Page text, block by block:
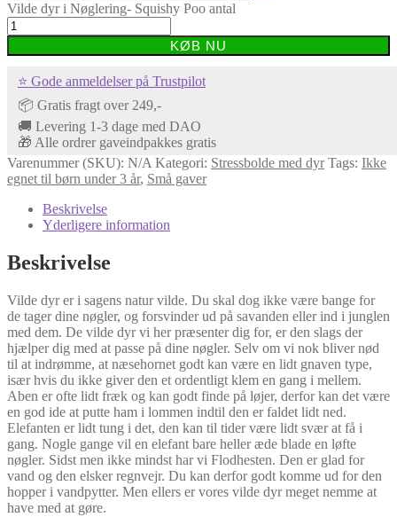
Vilde dyr i Nøglering- Squishy Poo antal
KØB NU
⭐ Gode anmeldelser på Trustpilot
📦 Gratis fragt over 249,-
🚚 Levering 1-3 dage med DAO
🎁 Alle ordrer gaveindpakkes gratis
Varenummer (SKU): N/A Kategori: Stressbolde med dyr Tags: Ikke
egnet til børn under 3 år, Små gaver
Beskrivelse
Yderligere information
Beskrivelse
Vilde dyr er i sagens natur vilde. Du skal dog ikke være bange for
de tager dine nøgler, og forsvinder ud på savanden eller ind i junglen
med dem. De vilde dyr vi her præsenter dig for, er den slags der
hjælper dig med at passe på dine nøgler. Selv om vi nok bliver nød
til at indrømme, at næsehornet godt kan være en lidt gnaven type,
især hvis du ikke giver den et ordentligt klem en gang i mellem.
Aben er ofte lidt fræk og kan godt finde på løjer, derfor kan det være
en god ide at putte ham i lommen indtil den er faldet lidt ned.
Elefanten er lidt tung i det, den kan til tider være lidt svær at få i
gang. Nogle gange vil en elefant bare heller æde blade en løfte
nøgler. Sidst men ikke mindst har vi Flodhesten. Den er glad for
vand og den elsker regnvejr. Du kan derfor godt komme ud for den
hopper i vandpytter. Men ellers er vores vilde dyr meget nemme at
have med at gøre.